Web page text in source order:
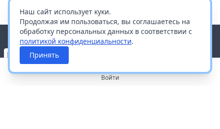
Наш сайт использует куки.
Продолжая им пользоваться, вы соглашаетесь на
обработку персональных данных в соответствии с
политикой конфиденциальности.
Принять
Войти